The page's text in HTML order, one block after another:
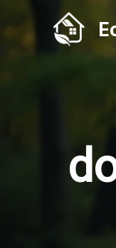
contenu